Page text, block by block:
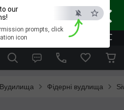
×
ESC
our
prompts, click
icon
та відпочинку
Вудилища Фідерні вудлища